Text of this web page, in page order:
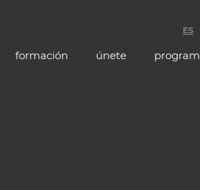
ES
formación únete